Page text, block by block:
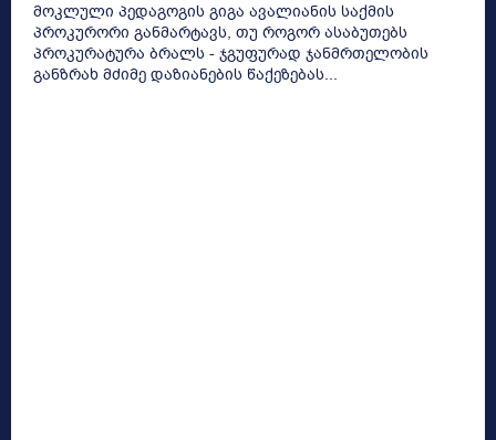
მოკლული პედაგოგის გიგა ავალიანის საქმის
პროკურორი განმარტავს, თუ როგორ ასაბუთებს
პროკურატურა ბრალს - ჯგუფურად ჯანმრთელობის
განზრახ მძიმე დაზიანების წაქეზებას...